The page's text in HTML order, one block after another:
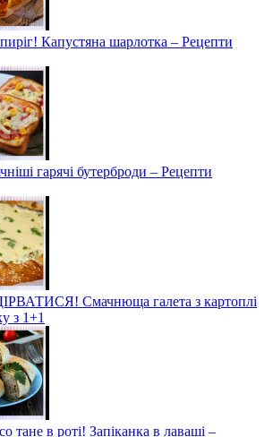
Капустяна шарлотка – Рецепти
гарячі бутерброди – Рецепти
Смачнюща галета з картоплі
з 1+1
тане в роті! Запіканка в лаваші –